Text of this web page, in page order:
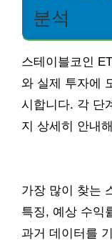
분석
스테이블코인
와 실제 투자에
시합니다. 각 단
지 상세히 안내
가장 많이 찾는
특징, 예상 수익
과거 데이터를